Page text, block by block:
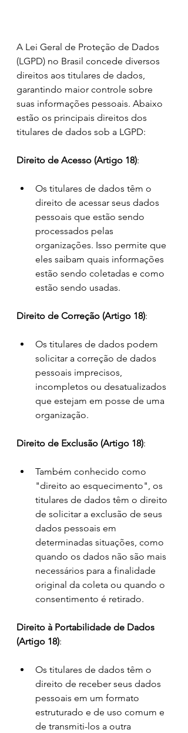
A Lei Geral de Proteção de Dados
(LGPD) no Brasil concede diversos
direitos aos titulares de dados,
garantindo maior controle sobre
suas informações pessoais. Abaixo
estão os principais direitos dos
titulares de dados sob a LGPD:
Direito de Acesso (Artigo 18):
Os titulares de dados têm o
direito de acessar seus dados
pessoais que estão sendo
processados pelas
organizações. Isso permite que
eles saibam quais informações
estão sendo coletadas e como
estão sendo usadas.
Direito de Correção (Artigo 18):
Os titulares de dados podem
solicitar a correção de dados
pessoais imprecisos,
incompletos ou desatualizados
que estejam em posse de uma
organização.
Direito de Exclusão (Artigo 18):
Também conhecido como
"direito ao esquecimento", os
titulares de dados têm o direito
de solicitar a exclusão de seus
dados pessoais em
determinadas situações, como
quando os dados não são mais
necessários para a finalidade
original da coleta ou quando o
consentimento é retirado.
Direito à Portabilidade de Dados
(Artigo 18):
Os titulares de dados têm o
direito de receber seus dados
pessoais em um formato
estruturado e de uso comum e
de transmiti-los a outra